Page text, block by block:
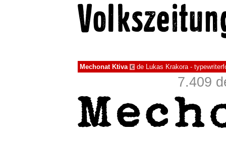
Mechonat Ktiva € de Lukas Krakora -
7.409